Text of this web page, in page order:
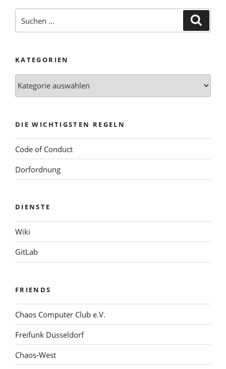
nach:
KATEGORIEN
DIE WICHTIGSTEN REGELN
Code of Conduct
Dorfordnung
DIENSTE
Wiki
GitLab
FRIENDS
Chaos Computer Club e.V.
Freifunk Düsseldorf
Chaos-West